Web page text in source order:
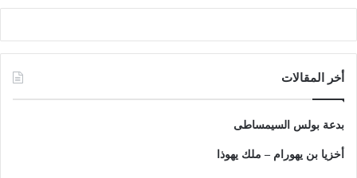
أخر المقالات
بدعة بولس السيمساطى
أخزيا بن يهورام – ملك يهوذا